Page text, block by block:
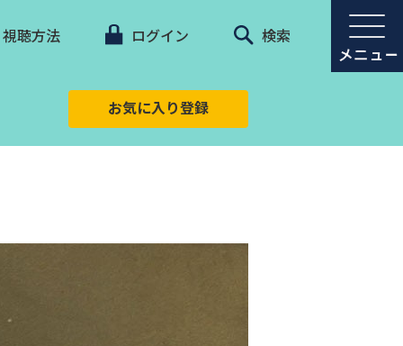
視聴方法 ログイン 検索
お気に入り登録